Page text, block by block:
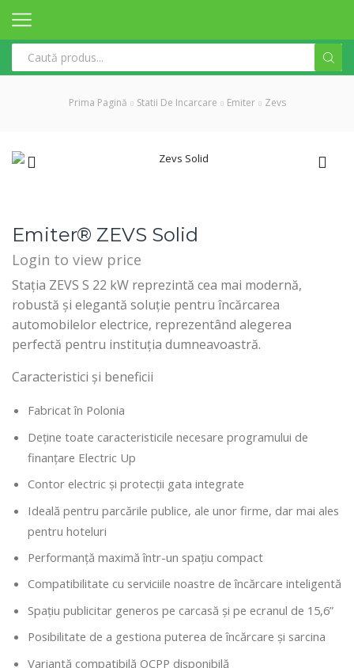
input
Prima Pagină Statii De Incarcare Emiter Zevs
Emiter® ZEVS Solid
Login to view price
Stația ZEVS S 22 kW reprezintă cea mai modernă,
robustă și elegantă soluție pentru încărcarea
automobilelor electrice, reprezentând alegerea
perfectă pentru instituția dumneavoastră.
Caracteristici și beneficii
Fabricat în Polonia
Deține toate caracteristicile necesare programului de
finanțare Electric Up
Contor electric și protecții gata integrate
Ideală pentru parcările publice, ale unor firme, dar mai ales
pentru hoteluri
Performanță maximă într-un spațiu compact
Compatibilitate cu serviciile noastre de încărcare inteligentă
Spațiu publicitar generos pe carcasă și pe ecranul de 15,6”
Posibilitate de a gestiona puterea de încărcare și sarcina
Variantă compatibilă OCPP disponibilă